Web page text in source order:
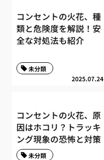
コンセントの火花、種
類と危険度を解説！安
全な対処法も紹介
2025.07.24
未分類
コンセントの火花、原
因はホコリ？トラッキ
ング現象の恐怖と対策
未分類